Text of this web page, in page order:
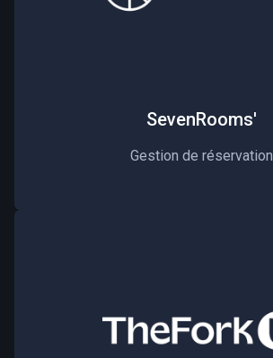
SevenRooms'
Gestion de réservation